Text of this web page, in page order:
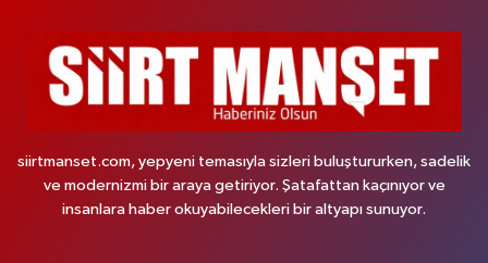
siirtmanset.com, yepyeni temasıyla sizleri buluştururken, sadelik
ve modernizmi bir araya getiriyor. Şatafattan kaçınıyor ve
insanlara haber okuyabilecekleri bir altyapı sunuyor.